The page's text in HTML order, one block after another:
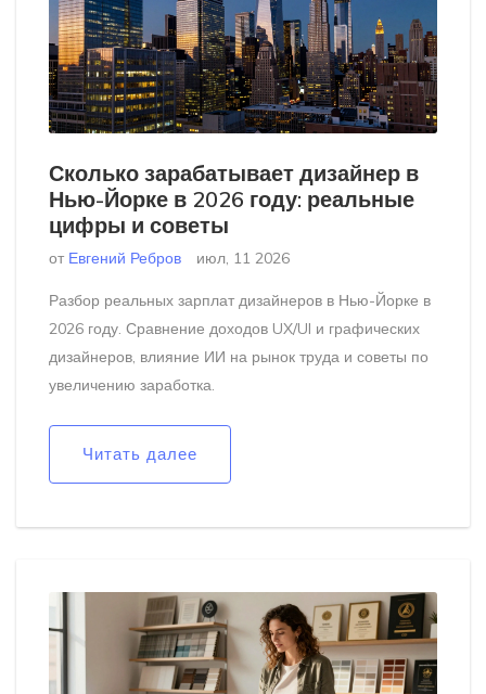
Сколько зарабатывает дизайнер в
Нью-Йорке в 2026 году: реальные
цифры и советы
от Евгений Ребров июл, 11 2026
Разбор реальных зарплат дизайнеров в Нью-Йорке в
2026 году. Сравнение доходов UX/UI и графических
дизайнеров, влияние ИИ на рынок труда и советы по
увеличению заработка.
Читать далее